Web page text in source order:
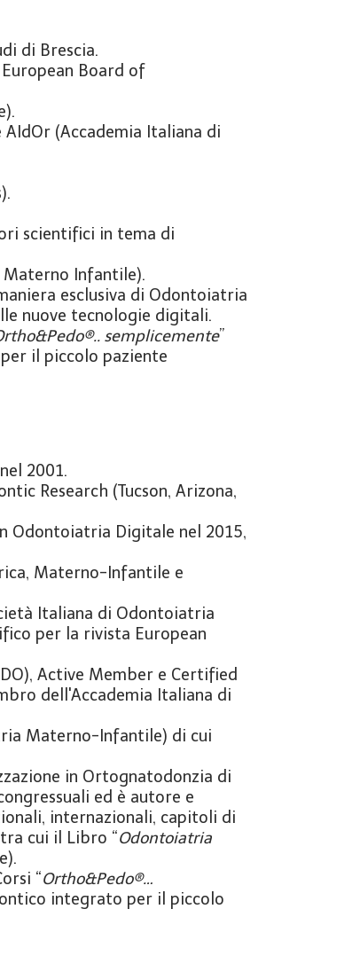
di Brescia.
Board of
(Accademia Italiana di
scientifici in tema di
Infantile).
esclusiva di Odontoiatria
nuove tecnologie digitali.
semplicemente”
il piccolo paziente
2001.
Research (Tucson, Arizona,
Odontoiatria Digitale nel 2015,
Materno-Infantile e
Italiana di Odontoiatria
per la rivista European
Active Member e Certified
dell'Accademia Italiana di
Materno-Infantile) di cui
in Ortognatodonzia di
ed è autore e
internazionali, capitoli di
cui il Libro “Odontoiatria
“Ortho&Pedo®…
integrato per il piccolo